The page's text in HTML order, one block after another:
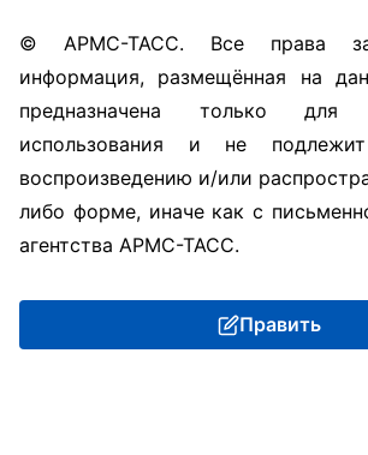
© АРМС-ТАСС. Все права
информация, размещённая на
предназначена только для
использования и не
воспроизведению и/или
либо форме, иначе как с
агентства АРМС-ТАСС.
Править